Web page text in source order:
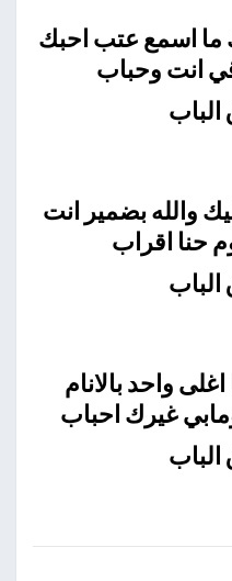
ما اسمع عتب احبك
انت وحباب
والله بضمير انت
حنا اقراب
واحد بالانام
غيرك احباب